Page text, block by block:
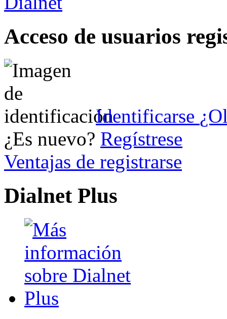
Acceso de usuarios
Identificarse
¿Es nuevo? Regístrese
Ventajas de registrarse
Dialnet Plus